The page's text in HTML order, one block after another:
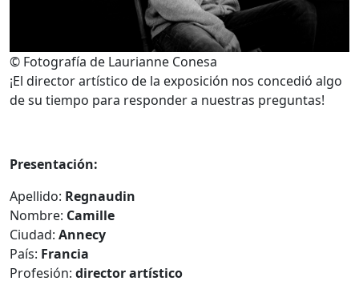
© Fotografía de Laurianne Conesa
¡El director artístico de la exposición nos concedió algo
de su tiempo para responder a nuestras preguntas!
Presentación:
Apellido: Regnaudin
Nombre: Camille
Ciudad: Annecy
País: Francia
Profesión: director artístico